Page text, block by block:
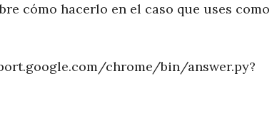
cómo hacerlo en el caso que uses como
chrome/bin/answer.py?